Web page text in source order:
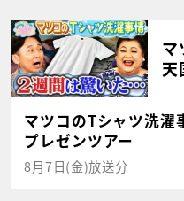
マ
天
マツコのTシャツ洗濯
プレゼンツアー
8月7日(金)放送分